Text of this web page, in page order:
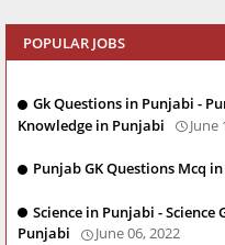
POPULAR JOBS
Gk Questions in Punjabi -
Knowledge in Punjabi
June
Punjab GK Questions Mcq
Science in Punjabi - Science
Punjabi
June 06, 2022